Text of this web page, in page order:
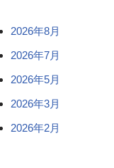
2026年8月
2026年7月
2026年5月
2026年3月
2026年2月